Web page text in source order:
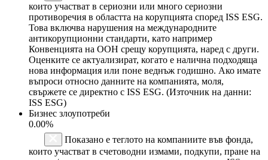
които участват в сериозни или много сериозни
противоречия в областта на корупцията според ISS ESG.
Това включва нарушения на международните
антикорупционни стандарти, като например
Конвенцията на ООН срещу корупцията, наред с други.
Оценките се актуализират, когато е налична подходяща
нова информация или поне веднъж годишно. Ако имате
въпроси относно данните на компанията, моля,
свържете се директно с ISS ESG. (Източник на данни:
ISS ESG)
Бизнес злоупотреби
0.00%
Показано е теглото на компаниите във фонда,
които участват в счетоводни измами, подкупи, пране на